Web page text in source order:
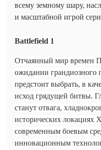
всему земному шару,
и масштабной игрой
Battlefield 1
Отчаянный мир времен
ожидании грандиозного
предстоит выбрать, в
исход грядущей битвы.
станут отвага,
исторических локациях
современным боевым
инновационным